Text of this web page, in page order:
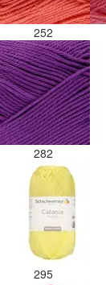
252
282
295